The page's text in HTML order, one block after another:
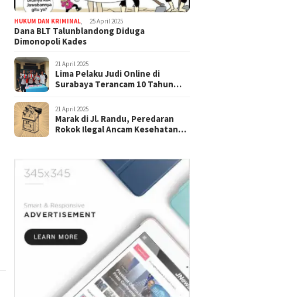
HUKUM DAN KRIMINAL 25 April 2025
Dana BLT Talunblandong Diduga
Dimonopoli Kades
21 April 2025
Lima Pelaku Judi Online di
Surabaya Terancam 10 Tahun
21 April 2025
Marak di Jl. Randu, Peredaran
Rokok Ilegal Ancam Kesehatan